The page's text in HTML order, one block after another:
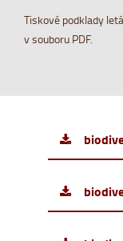
Tiskové podklady
v souboru PDF.